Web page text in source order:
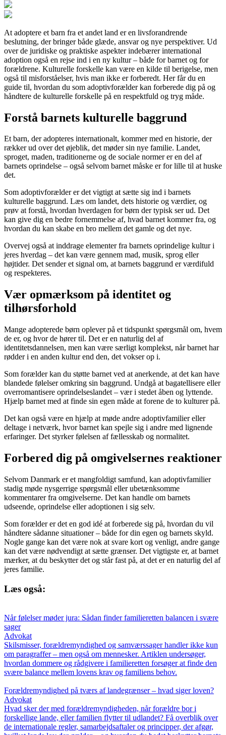
At adoptere et barn fra et andet land er en livsforandrende
beslutning, der bringer både glæde, ansvar og nye perspektiver. Ud
over de juridiske og praktiske aspekter indebærer international
adoption også en rejse ind i en ny kultur – både for barnet og for
forældrene. Kulturelle forskelle kan være en kilde til berigelse, men
også til misforståelser, hvis man ikke er forberedt. Her får du en
guide til, hvordan du som adoptivforælder kan forberede dig på og
håndtere de kulturelle forskelle på en respektfuld og tryg måde.
Forstå barnets kulturelle baggrund
Et barn, der adopteres internationalt, kommer med en historie, der
rækker ud over det øjeblik, det møder sin nye familie. Landet,
sproget, maden, traditionerne og de sociale normer er en del af
barnets oprindelse – også selvom barnet måske er for lille til at huske
det.
Som adoptivforælder er det vigtigt at sætte sig ind i barnets
kulturelle baggrund. Læs om landet, dets historie og værdier, og
prøv at forstå, hvordan hverdagen for børn der typisk ser ud. Det
kan give dig en bedre fornemmelse af, hvad barnet kommer fra, og
hvordan du kan skabe en bro mellem det gamle og det nye.
Overvej også at inddrage elementer fra barnets oprindelige kultur i
jeres hverdag – det kan være gennem mad, musik, sprog eller
højtider. Det sender et signal om, at barnets baggrund er værdifuld
og respekteres.
Vær opmærksom på identitet og
tilhørsforhold
Mange adopterede børn oplever på et tidspunkt spørgsmål om, hvem
de er, og hvor de hører til. Det er en naturlig del af
identitetsdannelsen, men kan være særligt komplekst, når barnet har
rødder i en anden kultur end den, det vokser op i.
Som forælder kan du støtte barnet ved at anerkende, at det kan have
blandede følelser omkring sin baggrund. Undgå at bagatellisere eller
overromantisere oprindelseslandet – vær i stedet åben og lyttende.
Hjælp barnet med at finde sin egen måde at forene de to kulturer på.
Det kan også være en hjælp at møde andre adoptivfamilier eller
deltage i netværk, hvor barnet kan spejle sig i andre med lignende
erfaringer. Det styrker følelsen af fællesskab og normalitet.
Forbered dig på omgivelsernes reaktioner
Selvom Danmark er et mangfoldigt samfund, kan adoptivfamilier
stadig møde nysgerrige spørgsmål eller ubetænksomme
kommentarer fra omgivelserne. Det kan handle om barnets
udseende, oprindelse eller adoptionen i sig selv.
Som forælder er det en god idé at forberede sig på, hvordan du vil
håndtere sådanne situationer – både for din egen og barnets skyld.
Nogle gange kan det være nok at svare kort og venligt, andre gange
kan det være nødvendigt at sætte grænser. Det vigtigste er, at barnet
mærker, at du beskytter det og står fast på, at det er en naturlig del af
jeres familie.
Læs også:
Når følelser møder jura: Sådan finder familieretten balancen i svære
sager
Advokat
Skilsmisser, forældremyndighed og samværssager handler ikke kun
om paragraffer – men også om mennesker. Artiklen undersøger,
hvordan dommere og rådgivere i familieretten forsøger at finde den
svære balance mellem lovens krav og familiens behov.
Forældremyndighed på tværs af landegrænser – hvad siger loven?
Advokat
Hvad sker der med forældremyndigheden, når forældre bor i
forskellige lande, eller familien flytter til udlandet? Få overblik over
de internationale regler, samarbejdsaftaler og principper, der afgør,